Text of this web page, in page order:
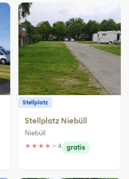
Stellplatz
Stellplatz Niebüll
Niebüll
★ ★ ★ ★ ★ 4 gratis